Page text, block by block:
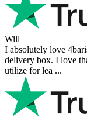
Will
I absolutely love
delivery box. I love
utilize for lea ...